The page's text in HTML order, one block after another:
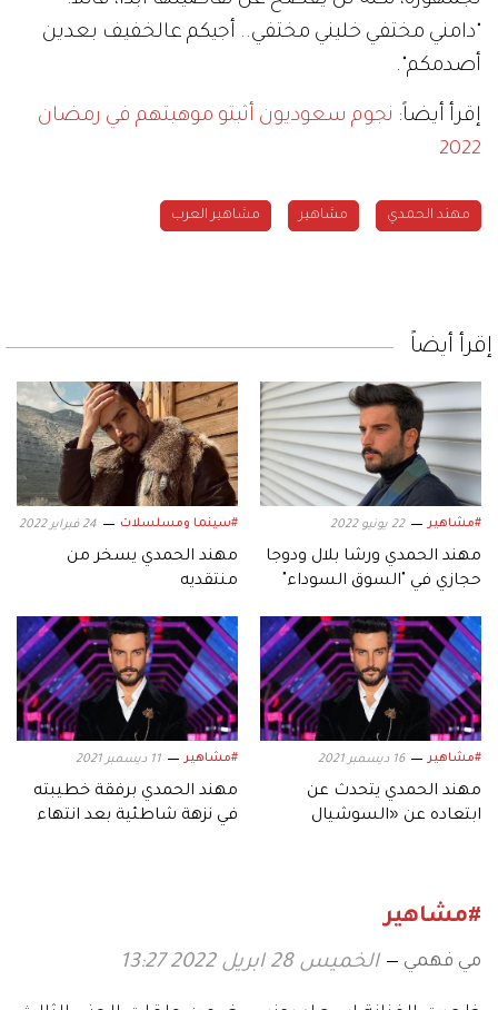
"دامني مختفي خليني مختفي.. أجيكم عالخفيف بعدين
أصدمكم".
إقرأ أيضاً: نجوم سعوديون أثبتو موهبتهم في رمضان
2022
مهند الحمدي مشاهير مشاهير العرب
إقرأ أيضاً
#مشاهير 22 يونيو 2022
مهند الحمدي ورشا بلال ودوجا
حجازي في "السوق السوداء"
#سينما ومسلسلات 24 فبراير 2022
مهند الحمدي يسخر من
منتقديه
#مشاهير 16 ديسمبر 2021
مهند الحمدي يتحدث عن
ابتعاده عن «السوشيال
#مشاهير 11 ديسمبر 2021
مهند الحمدي برفقة خطيبته
في نزهة شاطئية بعد انتهاء
#مشاهير
مي فهمي الخميس 28 ابريل 2022 13:27